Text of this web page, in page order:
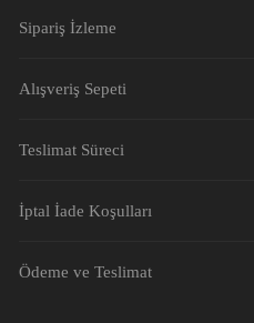
Sipariş İzleme
Alışveriş Sepeti
Teslimat Süreci
İptal İade Koşulları
Ödeme ve Teslimat